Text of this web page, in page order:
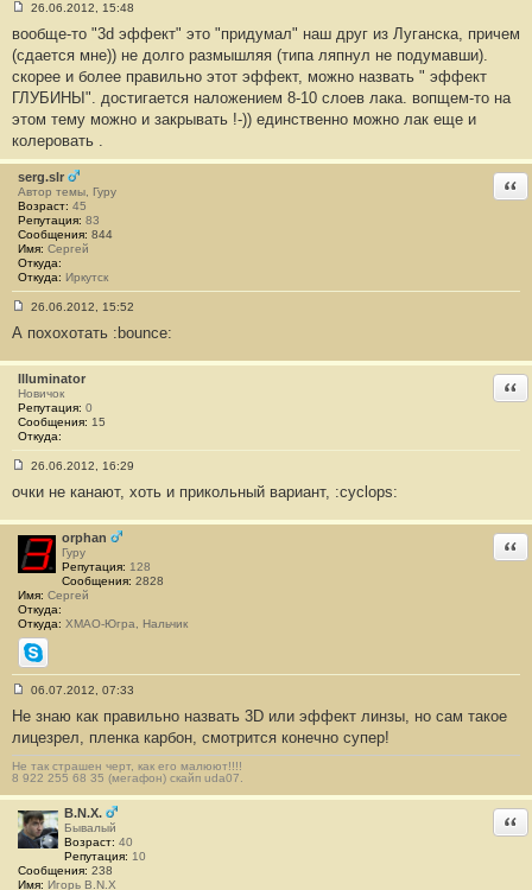
о
б
щ
е
н
и
#
2
26.06.2012, 15:48
вообще-то "3d эффект" это "придумал" наш друг из Луганска, причем
(сдается мне)) не долго размышляя (типа ляпнул не подумавши).
скорее и более правильно этот эффект, можно назвать " эффект
ГЛУБИНЫ". достигается наложением 8-10 слоев лака. вопщем-то на
этом тему можно и закрывать !-)) единственно можно лак еще и
колеровать .
serg.slr
Автор темы, Гуру
Возраст: 45
Репутация: 83
Сообщения: 844
Имя: Сергей
Откуда:
Откуда: Иркутск
о
б
щ
е
и
е
26.06.2012, 15:52
А похохотать :bounce:
Illuminator
Новичок
Репутация: 0
Сообщения: 15
Откуда:
о
б
щ
е
н
и
е
#
4
26.06.2012, 16:29
очки не канают, хоть и прикольный вариант, :cyclops:
orphan
Гуру
Репутация: 128
Сообщения: 2828
Имя: Сергей
Откуда:
Откуда: ХМАО-Югра, Нальчик
Skype
о
б
щ
е
н
и
е
#
5
06.07.2012, 07:33
Не знаю как правильно назвать 3D или эффект линзы, но сам такое
лицезрел, пленка карбон, смотрится конечно супер!
Не так страшен черт, как его малюют!!!!
8 922 255 68 35 (мегафон) скайп uda07.
B.N.X.
Бывалый
Возраст: 40
Репутация: 10
Сообщения: 238
Имя: Игорь B.N.X